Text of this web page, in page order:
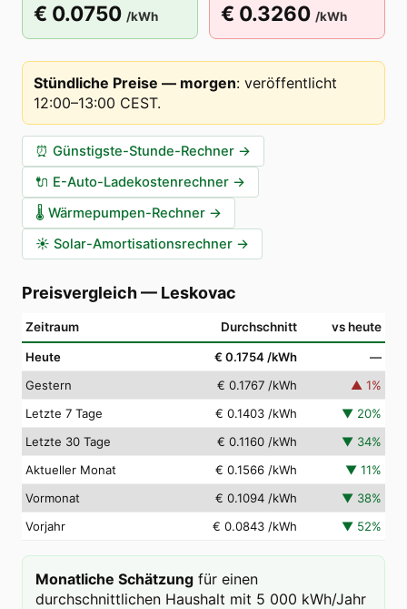
€ 0.0750 /kWh € 0.3260 /kWh
Stündliche Preise — morgen: veröffentlicht
12:00–13:00 CEST.
⏰ Günstigste-Stunde-Rechner →
🔌 E-Auto-Ladekostenrechner →
🌡️ Wärmepumpen-Rechner →
☀️ Solar-Amortisationsrechner →
Preisvergleich— Leskovac
Zeitraum Durchschnitt vs heute
Heute € 0.1754 /kWh
—
Gestern
€ 0.1767 /kWh ▲ 1%
Letzte 7 Tage
€ 0.1403 /kWh ▼ 20%
Letzte 30 Tage
€ 0.1160 /kWh ▼ 34%
Aktueller Monat
€ 0.1566 /kWh ▼ 11%
Vormonat
€ 0.1094 /kWh ▼ 38%
Vorjahr
€ 0.0843 /kWh ▼ 52%
Monatliche Schätzung für einen
durchschnittlichen Haushalt mit 5 000 kWh/Jahr